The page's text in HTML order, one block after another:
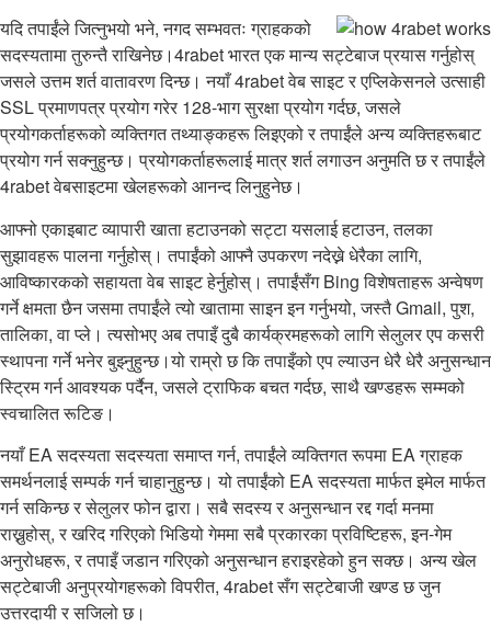
यदि तपाईंले जित्नुभयो भने, नगद सम्भवतः ग्राहकको
सदस्यतामा तुरुन्तै राखिनेछ।4rabet भारत एक मान्य सट्टेबाज प्रयास गर्नुहोस्
जसले उत्तम शर्त वातावरण दिन्छ। नयाँ 4rabet वेब साइट र एप्लिकेसनले उत्साही
SSL प्रमाणपत्र प्रयोग गरेर 128-भाग सुरक्षा प्रयोग गर्दछ, जसले
प्रयोगकर्ताहरूको व्यक्तिगत तथ्याङ्कहरू लिइएको र तपाईंले अन्य व्यक्तिहरूबाट
प्रयोग गर्न सक्नुहुन्छ। प्रयोगकर्ताहरूलाई मात्र शर्त लगाउन अनुमति छ र तपाईंले
4rabet वेबसाइटमा खेलहरूको आनन्द लिनुहुनेछ।
आफ्नो एकाइबाट व्यापारी खाता हटाउनको सट्टा यसलाई हटाउन, तलका
सुझावहरू पालना गर्नुहोस्। तपाईंको आफ्नै उपकरण नदेख्ने धेरैका लागि,
आविष्कारकको सहायता वेब साइट हेर्नुहोस्। तपाईंसँग Bing विशेषताहरू अन्वेषण
गर्ने क्षमता छैन जसमा तपाईंले त्यो खातामा साइन इन गर्नुभयो, जस्तै Gmail, पुश,
तालिका, वा प्ले। त्यसोभए अब तपाइँ दुबै कार्यक्रमहरूको लागि सेलुलर एप कसरी
स्थापना गर्ने भनेर बुझ्नुहुन्छ।यो राम्रो छ कि तपाइँको एप ल्याउन धेरै धेरै अनुसन्धान
स्ट्रिम गर्न आवश्यक पर्दैन, जसले ट्राफिक बचत गर्दछ, साथै खण्डहरू सम्मको
स्वचालित रूटिङ।
नयाँ EA सदस्यता सदस्यता समाप्त गर्न, तपाईंले व्यक्तिगत रूपमा EA ग्राहक
समर्थनलाई सम्पर्क गर्न चाहानुहुन्छ। यो तपाईंको EA सदस्यता मार्फत इमेल मार्फत
गर्न सकिन्छ र सेलुलर फोन द्वारा। सबै सदस्य र अनुसन्धान रद्द गर्दा मनमा
राख्नुहोस्, र खरिद गरिएको भिडियो गेममा सबै प्रकारका प्रविष्टिहरू, इन-गेम
अनुरोधहरू, र तपाइँ जडान गरिएको अनुसन्धान हराइरहेको हुन सक्छ। अन्य खेल
सट्टेबाजी अनुप्रयोगहरूको विपरीत, 4rabet सँग सट्टेबाजी खण्ड छ जुन
उत्तरदायी र सजिलो छ।